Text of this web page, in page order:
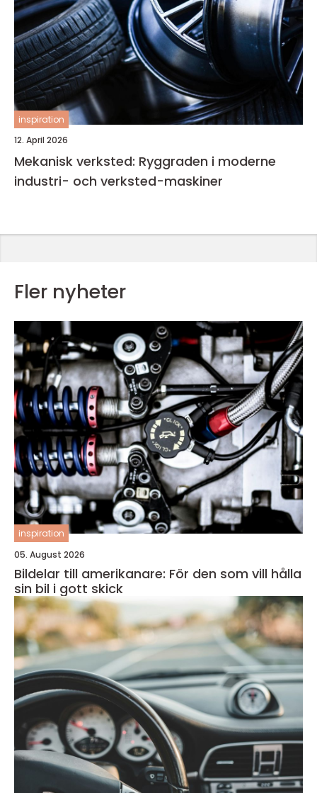
inspiration
12. April 2026
Mekanisk verksted: Ryggraden i moderne
industri- och verksted-maskiner
Fler nyheter
inspiration
05. August 2026
Bildelar till amerikanare: För den som vill hålla
sin bil i gott skick